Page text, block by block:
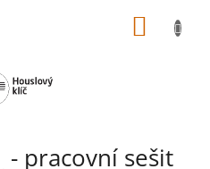
- pracovní sešit